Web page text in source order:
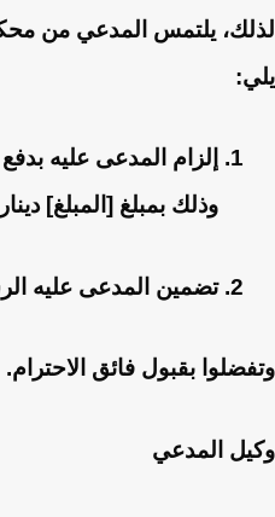
لذلك، يلتمس المدعي من
يلي:
إلزام المدعى عليه
وذلك بمبلغ [المبلغ]
تضمين المدعى عليه
وتفضلوا بقبول فائق الاحترام.
وكيل المدعي